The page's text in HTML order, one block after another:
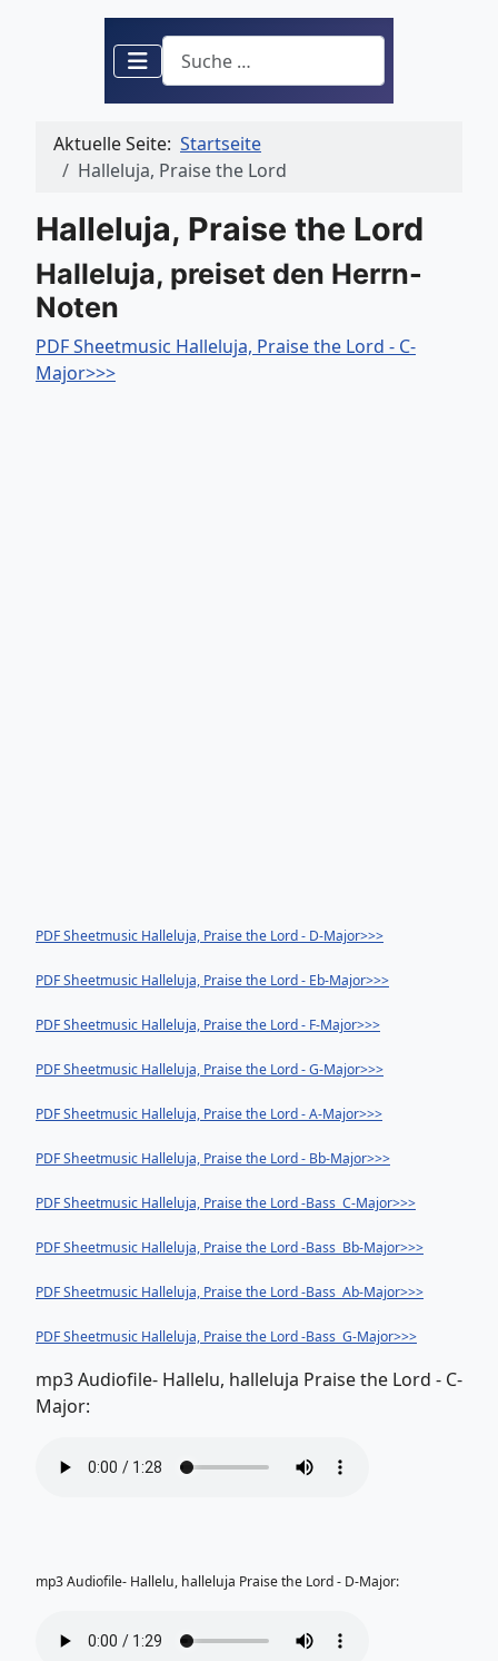
Suchen
Aktuelle Seite: Startseite
Halleluja, Praise the Lord
Halleluja, Praise the Lord
Halleluja, preiset den Herrn-
Noten
PDF Sheetmusic Halleluja, Praise the Lord - C-
Major>>>
PDF Sheetmusic Halleluja, Praise the Lord - D-Major>>>
PDF Sheetmusic Halleluja, Praise the Lord - Eb-Major>>>
PDF Sheetmusic Halleluja, Praise the Lord - F-Major>>>
PDF Sheetmusic Halleluja, Praise the Lord - G-Major>>>
PDF Sheetmusic Halleluja, Praise the Lord - A-Major>>>
PDF Sheetmusic Halleluja, Praise the Lord - Bb-Major>>>
PDF Sheetmusic Halleluja, Praise the Lord -Bass C-Major>>>
PDF Sheetmusic Halleluja, Praise the Lord -Bass Bb-Major>>>
PDF Sheetmusic Halleluja, Praise the Lord -Bass Ab-Major>>>
PDF Sheetmusic Halleluja, Praise the Lord -Bass G-Major>>>
mp3 Audiofile- Hallelu, halleluja Praise the Lord - C-
Major:
mp3 Audiofile- Hallelu, halleluja Praise the Lord - D-Major: